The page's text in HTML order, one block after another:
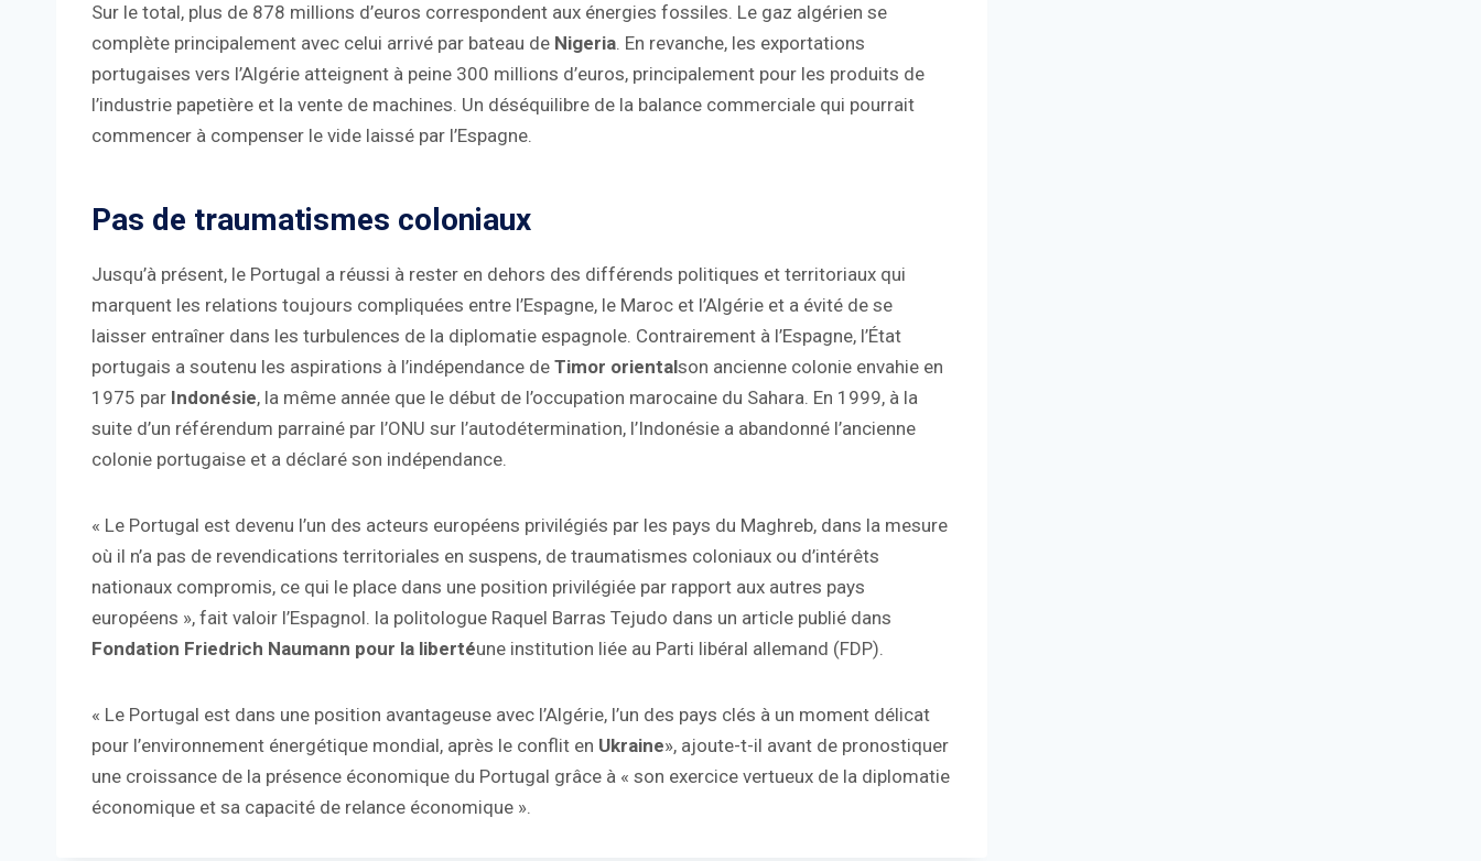
Sur le total, plus de 878 millions d’euros correspondent aux énergies fossiles. Le gaz algérien se
complète principalement avec celui arrivé par bateau de Nigeria. En revanche, les exportations
portugaises vers l’Algérie atteignent à peine 300 millions d’euros, principalement pour les produits de
l’industrie papetière et la vente de machines. Un déséquilibre de la balance commerciale qui pourrait
commencer à compenser le vide laissé par l’Espagne.
Pas de traumatismes coloniaux
Jusqu’à présent, le Portugal a réussi à rester en dehors des différends politiques et territoriaux qui
marquent les relations toujours compliquées entre l’Espagne, le Maroc et l’Algérie et a évité de se
laisser entraîner dans les turbulences de la diplomatie espagnole. Contrairement à l’Espagne, l’État
portugais a soutenu les aspirations à l’indépendance de Timor orientalson ancienne colonie envahie en
1975 par Indonésie, la même année que le début de l’occupation marocaine du Sahara. En 1999, à la
suite d’un référendum parrainé par l’ONU sur l’autodétermination, l’Indonésie a abandonné l’ancienne
colonie portugaise et a déclaré son indépendance.
« Le Portugal est devenu l’un des acteurs européens privilégiés par les pays du Maghreb, dans la mesure
où il n’a pas de revendications territoriales en suspens, de traumatismes coloniaux ou d’intérêts
nationaux compromis, ce qui le place dans une position privilégiée par rapport aux autres pays
européens », fait valoir l’Espagnol. la politologue Raquel Barras Tejudo dans un article publié dans
Fondation Friedrich Naumann pour la libertéune institution liée au Parti libéral allemand (FDP).
« Le Portugal est dans une position avantageuse avec l’Algérie, l’un des pays clés à un moment délicat
pour l’environnement énergétique mondial, après le conflit en Ukraine», ajoute-t-il avant de pronostiquer
une croissance de la présence économique du Portugal grâce à « son exercice vertueux de la diplomatie
économique et sa capacité de relance économique ».